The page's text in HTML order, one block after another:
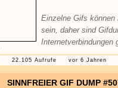
Einzelne Gifs können
sein, daher sind
Internetverbindungen
22.105 Aufrufe vor 6 Jahren
SINNFREIER GIF DUMP